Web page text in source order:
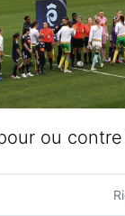
ou contre